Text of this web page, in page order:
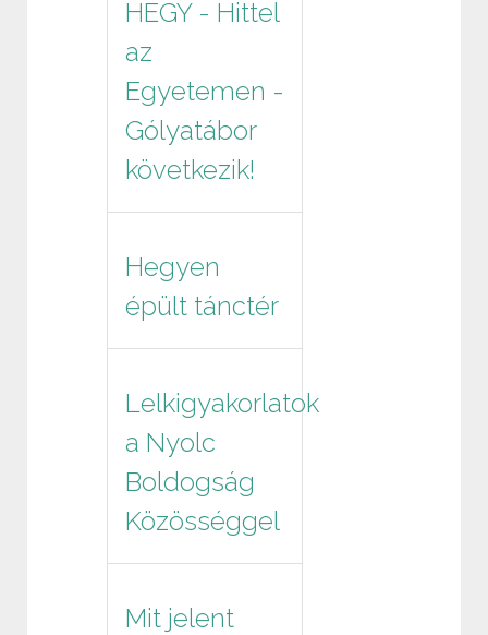
HEGY - Hittel
az
Egyetemen -
Gólyatábor
következik!
Hegyen
épült tánctér
Lelkigyakorlatok
a Nyolc
Boldogság
Közösséggel
Mit jelent